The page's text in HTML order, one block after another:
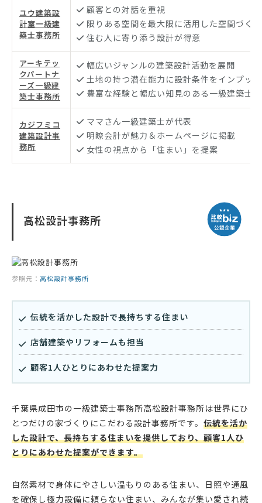
ユウ建築設
計室一級建
築士事務所
顧客との対話を重視
限りある空間を最大限に活用した空間づくり
住む人に寄り添う設計が得意
アーキテッ
クパートナ
ーズ一級建
築士事務所
幅広いジャンルの建築設計活動を展開
土地の持つ潜在能力に設計条件をインプット
豊富な経験と幅広い知見のある一級建築士
カジフミコ
建築設計事
務所
ママさん一級建築士が代表
明瞭会計が魅力＆ホームページに掲載
女性の視点から「住まい」を提案
高松設計事務所
参照元： 高松設計事務所
伝統を活かした設計で長持ちする住まい
店舗建築やリフォームも担当
顧客1人ひとりにあわせた提案力
千葉県成田市の一級建築士事務所高松設計事務所は世界にひ
とつだけの家づくりにこだわる設計事務所です。 伝統を活か
した設計で、長持ちする住まいを提供しており、顧客1人ひ
とりにあわせた提案ができます。
自然素材で身体にやさしい温もりのある住まい、日照や通風
を確保し極力設備に頼らない住まい、みんなが集い愛され続